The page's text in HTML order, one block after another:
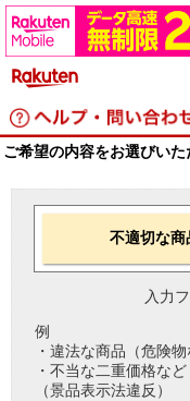
ご希望の内容をお選びいた
不適切な商
入力
例
・違法な商品（危険物
・不当な二重価格など
（景品表示法違反）